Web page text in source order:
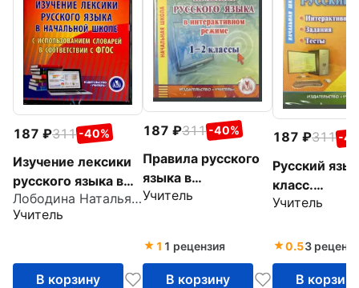
187 311 -40%
Изучение лексики
русского языка в
начальной школе.
ФГОС (CDpc)
Лободина Наталья Викторовна
Учитель
В корзину
187 311 -40%
Правила русского
языка в
интерактивном
Учитель
1 1 рецензия
В корзину
187 311 -
Русский
класс.
тесты (CD)
Учитель
0.53
В корзину